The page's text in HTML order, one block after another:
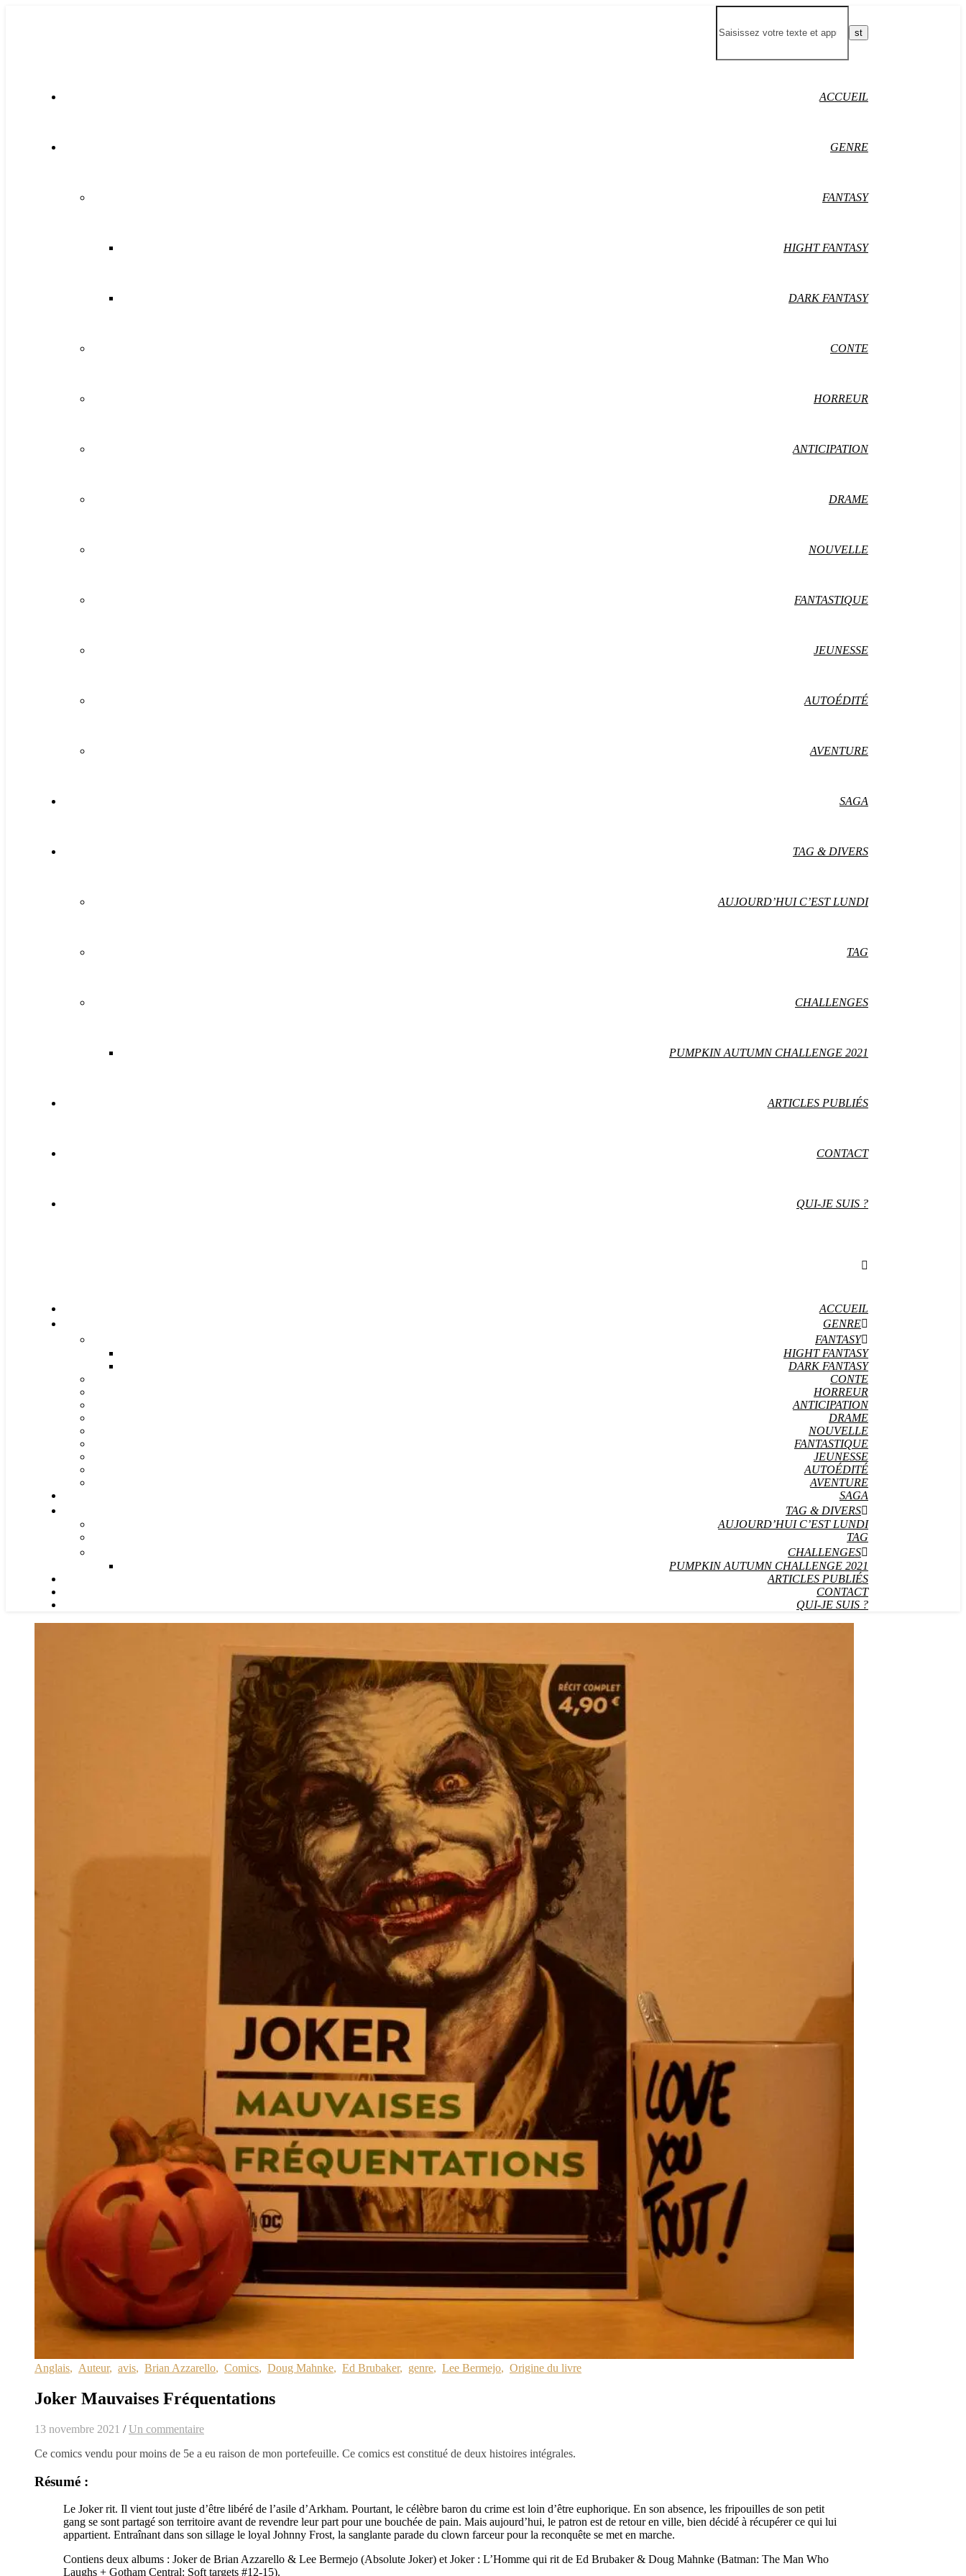
ACCUEIL
GENRE
FANTASY
HIGHT FANTASY
DARK FANTASY
CONTE
HORREUR
ANTICIPATION
DRAME
NOUVELLE
FANTASTIQUE
JEUNESSE
AUTOÉDITÉ
AVENTURE
SAGA
TAG & DIVERS
AUJOURD’HUI C’EST LUNDI
TAG
CHALLENGES
PUMPKIN AUTUMN CHALLENGE 2021
ARTICLES PUBLIÉS
CONTACT
QUI-JE SUIS ?
ACCUEIL
GENRE
FANTASY
HIGHT FANTASY
DARK FANTASY
CONTE
HORREUR
ANTICIPATION
DRAME
NOUVELLE
FANTASTIQUE
JEUNESSE
AUTOÉDITÉ
AVENTURE
SAGA
TAG & DIVERS
AUJOURD’HUI C’EST LUNDI
TAG
CHALLENGES
PUMPKIN AUTUMN CHALLENGE 2021
ARTICLES PUBLIÉS
CONTACT
QUI-JE SUIS ?
Anglais, Auteur, avis, Brian Azzarello, Comics, Doug Mahnke, Ed Brubaker, genre, Lee Bermejo, Origine du livre
Joker Mauvaises Fréquentations
13 novembre 2021 / Un commentaire
Ce comics vendu pour moins de 5e a eu raison de mon portefeuille. Ce comics est constitué de deux histoires intégrales.
Résumé :
Le Joker rit. Il vient tout juste d’être libéré de l’asile d’Arkham. Pourtant, le célèbre baron du crime est loin d’être euphorique. En son absence, les fripouilles de son petit
gang se sont partagé son territoire avant de revendre leur part pour une bouchée de pain. Mais aujourd’hui, le patron est de retour en ville, bien décidé à récupérer ce qui lui
appartient. Entraînant dans son sillage le loyal Johnny Frost, la sanglante parade du clown farceur pour la reconquête se met en marche.
Contiens deux albums : Joker de Brian Azzarello & Lee Bermejo (Absolute Joker) et Joker : L’Homme qui rit de Ed Brubaker & Doug Mahnke (Batman: The Man Who
Laughs + Gotham Central: Soft targets #12-15).